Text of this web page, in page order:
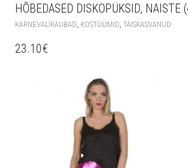
HÕBEDASED DISKOPÜKSID, NAISTE
KARNEVALIKAUBAD KOSTÜÜMID TÄISKASVANUD
23.10€